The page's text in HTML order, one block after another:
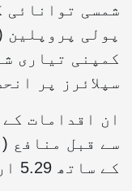
شمسی توانائی
پولی پروپلین
کمپنی تیاری
سپلائرز پر
ان اقدامات
کے ساتھ 5.29 ارب روپے تک پہنچ گیا۔